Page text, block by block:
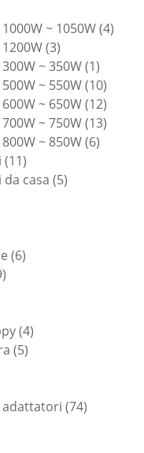
~ 1050W 44
33
prodotti
~ 350W 11
prodotto
~ 550W 1010
prodotti
~ 650W 1212
prodotti
~ 750W 1313
~ 850W 66
1111
prodotti
casa 55
66
59
44
55
adattatori 7474